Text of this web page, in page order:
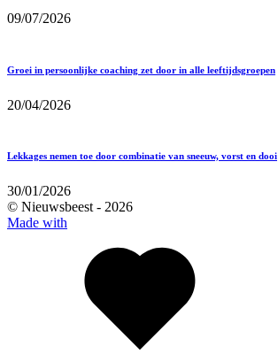
09/07/2026
Groei in persoonlijke coaching zet door in alle leeftijdsgroepen
20/04/2026
Lekkages nemen toe door combinatie van sneeuw, vorst en dooi
30/01/2026
© Nieuwsbeest - 2026
Made with